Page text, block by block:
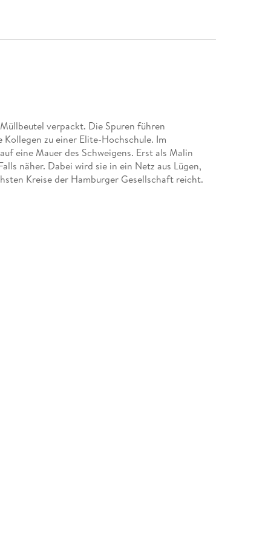
verpackt. Die Spuren führen
zu einer Elite-Hochschule. Im
eine Mauer des Schweigens. Erst als Malin
näher. Dabei wird sie in ein Netz aus Lügen,
Kreise der Hamburger Gesellschaft reicht.